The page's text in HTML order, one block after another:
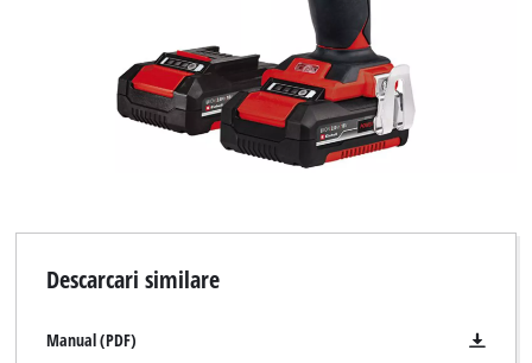
Descarcari similare
Manual (PDF)